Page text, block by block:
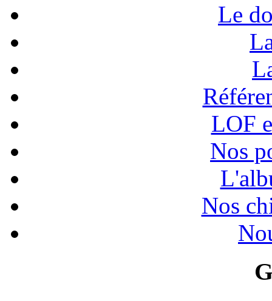
Le
LOF
Nos
Nos